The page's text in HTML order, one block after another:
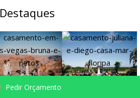
Destaques
Pedir Orçamento